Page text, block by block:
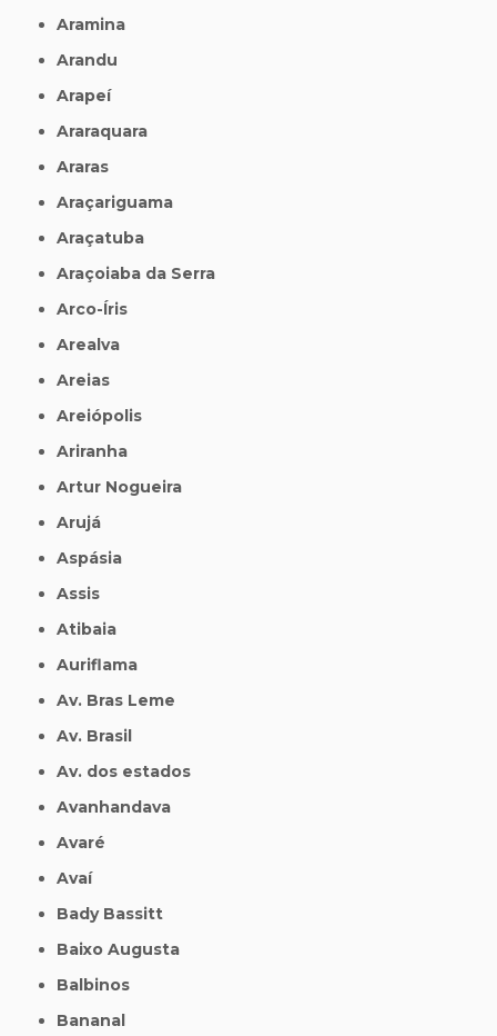
Aramina
Arandu
Arapeí
Araraquara
Araras
Araçariguama
Araçatuba
Araçoiaba da Serra
Arco-Íris
Arealva
Areias
Areiópolis
Ariranha
Artur Nogueira
Arujá
Aspásia
Assis
Atibaia
Auriflama
Av. Bras Leme
Av. Brasil
Av. dos estados
Avanhandava
Avaré
Avaí
Bady Bassitt
Baixo Augusta
Balbinos
Bananal